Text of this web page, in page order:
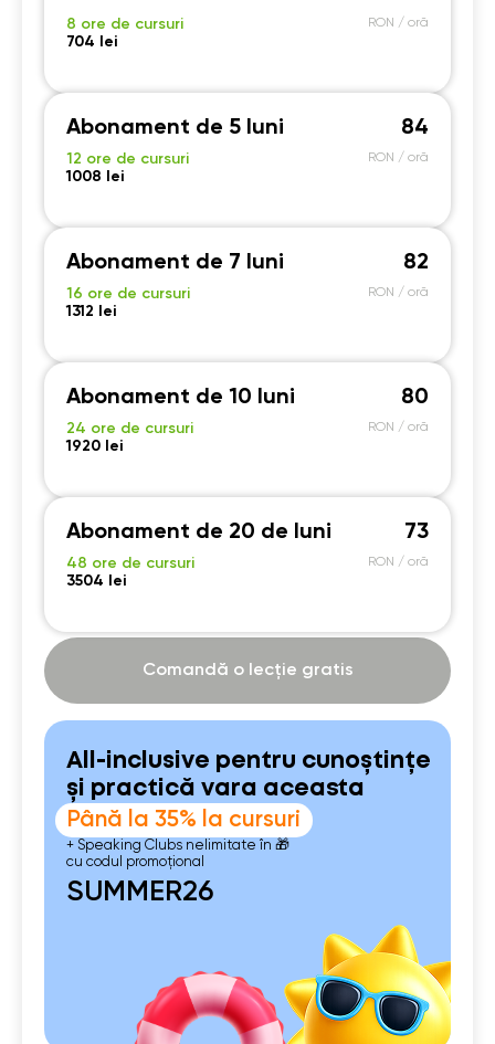
8 ore de cursuri
704 lei
RON / oră
Abonament de 5 luni
12 ore de cursuri
1008 lei
84
RON / oră
Abonament de 7 luni
16 ore de cursuri
1312 lei
82
RON / oră
Abonament de 10 luni
24 ore de cursuri
1920 lei
80
RON / oră
Abonament de 20 de luni
48 ore de cursuri
3504 lei
73
RON / oră
Comandă o lecție gratis
All-inclusive pentru cunoștințe
și practică vara aceasta
Până la 35% la cursuri
+ Speaking Clubs nelimitate în 🎁
cu codul promoțional
SUMMER26